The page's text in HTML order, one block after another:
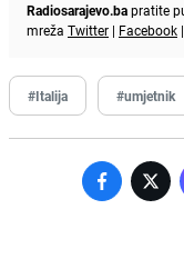
Radiosarajevo.bapratite
mreža Twitter | Facebook |
#Italija #umjetnik